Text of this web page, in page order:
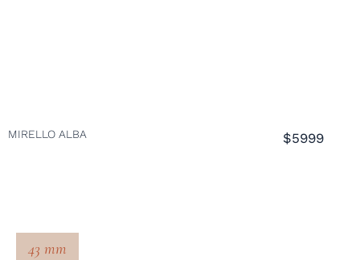
MIRELLO ALBA $5999
43 mm